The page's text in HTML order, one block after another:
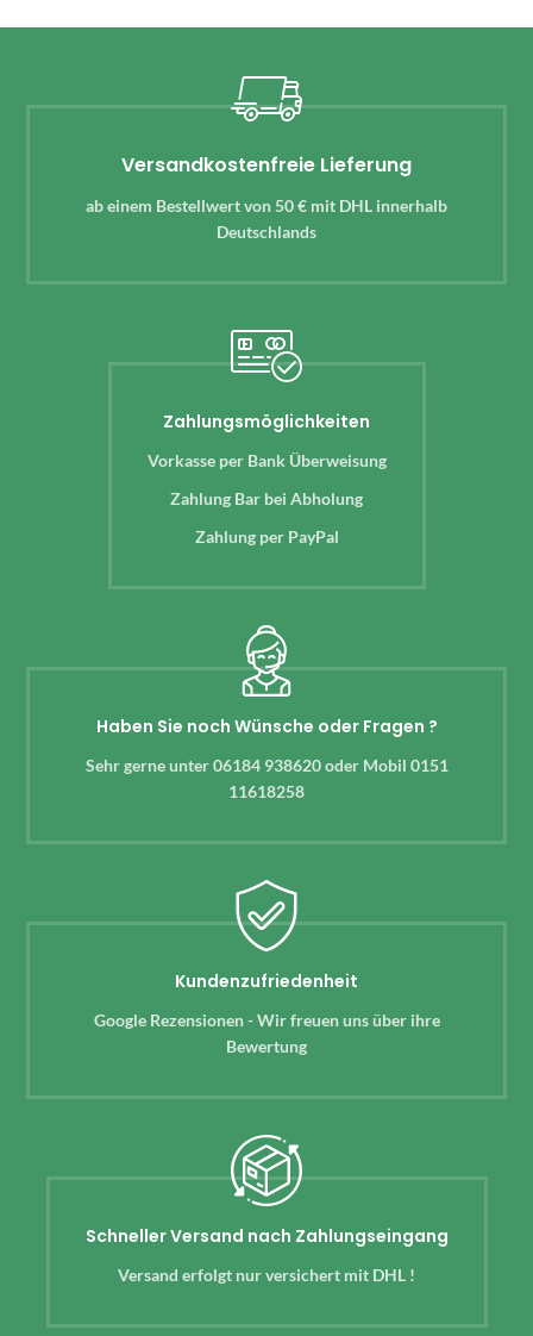
Versandkostenfreie Lieferung
ab einem Bestellwert von 50 € mit DHL innerhalb
Deutschlands
Zahlungsmöglichkeiten
Vorkasse per Bank Überweisung
Zahlung Bar bei Abholung
Zahlung per PayPal
Haben Sie noch Wünsche oder Fragen ?
Sehr gerne unter 06184 938620 oder Mobil 0151
11618258
Kundenzufriedenheit
Google Rezensionen - Wir freuen uns über ihre
Bewertung
Schneller Versand nach Zahlungseingang
Versand erfolgt nur versichert mit DHL !